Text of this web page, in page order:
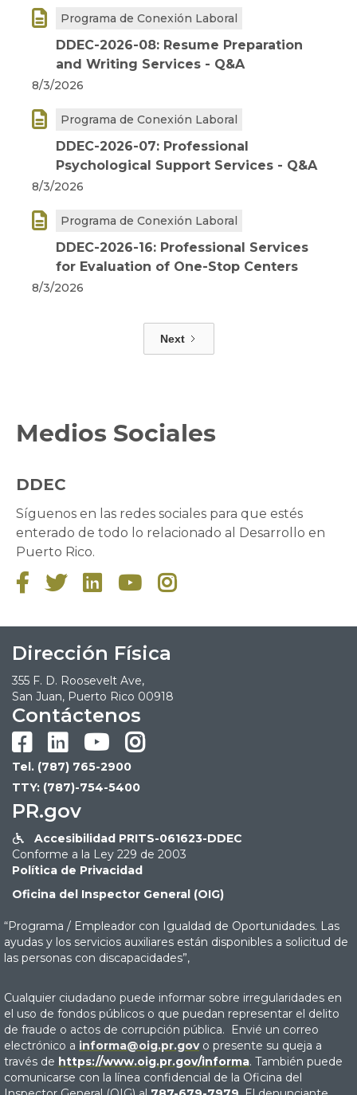
 Programa de Conexión Laboral
DDEC-2026-08: Resume Preparation
and Writing Services - Q&A
8/3/2026
 Programa de Conexión Laboral
DDEC-2026-07: Professional
Psychological Support Services - Q&A
8/3/2026
 Programa de Conexión Laboral
DDEC-2026-16: Professional Services
for Evaluation of One-Stop Centers
8/3/2026
Next
Medios Sociales
DDEC
Síguenos en las redes sociales para que estés
enterado de todo lo relacionado al Desarrollo en
Puerto Rico.
    
Dirección Física
355 F. D. Roosevelt Ave,
San Juan, Puerto Rico 00918
Contáctenos

  
Tel. (787) 765-2900
TTY: (787)-754-5400
PR.gov

Accesibilidad PRITS-061623-DDEC
Conforme a la Ley 229 de 2003
Política de Privacidad
Oficina del Inspector General (OIG)
“Programa / Empleador con Igualdad de Oportunidades. Las
ayudas y los servicios auxiliares están disponibles a solicitud de
las personas con discapacidades”,
Cualquier ciudadano puede informar sobre irregularidades en
el uso de fondos públicos o que puedan representar el delito
de fraude o actos de corrupción pública. Envié un correo
electrónico a informa@oig.pr.govo presente su queja a
través de https://www.oig.pr.gov/informa. También puede
comunicarse con la línea confidencial de la Oficina del